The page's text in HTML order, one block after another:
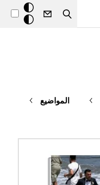
Search
خلفيّة
داكنة
المواضيع